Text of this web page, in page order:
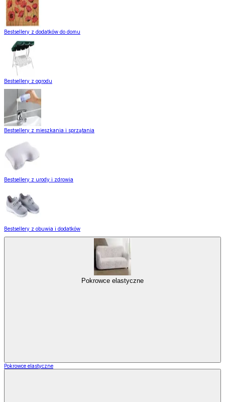
Bestsellery z dodatków do domu
Bestsellery z ogrodu
Bestsellery z mieszkania i sprzątania
Bestsellery z urody i zdrowia
Bestsellery z obuwia i dodatków
Pokrowce elastyczne
Pokrowce elastyczne